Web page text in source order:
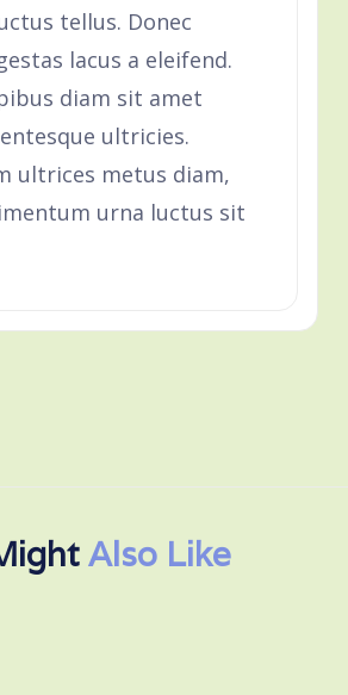
tellus. Donec
lacus a eleifend.
diam sit amet
ultricies.
ultrices metus diam,
urna luctus sit
Also Like